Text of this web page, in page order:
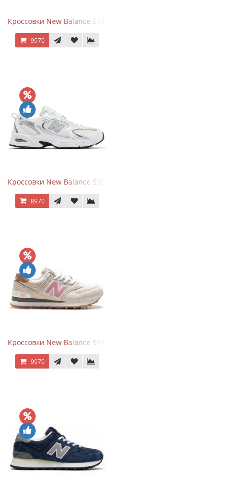
Кроссовки New Balance 574 Navy Blue Grey
9970
Кроссовки New Balance 530 White Silver Metallic
8970
Кроссовки New Balance 574 Power Beige Pink
9970